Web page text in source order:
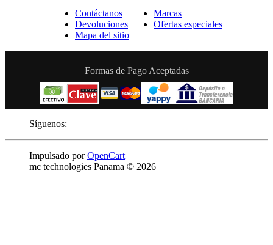
Contáctanos
Devoluciones
Mapa del sitio
Marcas
Ofertas especiales
Formas de Pago Aceptadas
Síguenos:
Impulsado porOpenCart
mc technologies Panama © 2026